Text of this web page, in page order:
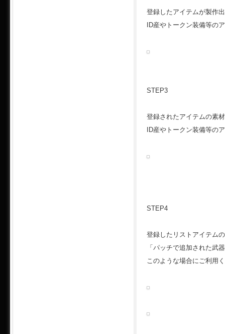
登録したアイテムが製作
ID産やトークン装備等の
STEP3
登録されたアイテムの素
ID産やトークン装備等の
STEP4
登録したリストアイテム
「パッチで追加された武
このような場合にご利用